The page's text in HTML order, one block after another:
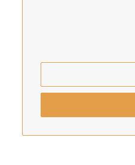
رئيس اركان الجيش الاسرائيلي يهدد بالتوغل أعمق في لبنان: لن ننسحب من الأراضي التي احتللناها في جميع الجبهات